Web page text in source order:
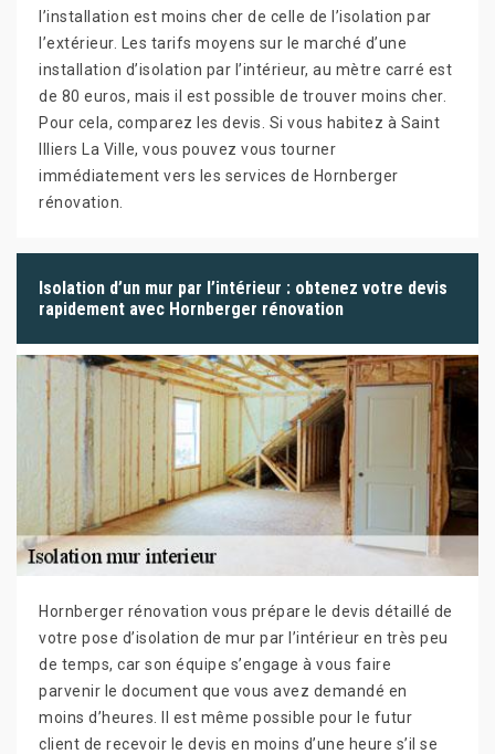
l’installation est moins cher de celle de l’isolation par
l’extérieur. Les tarifs moyens sur le marché d’une
installation d’isolation par l’intérieur, au mètre carré est
de 80 euros, mais il est possible de trouver moins cher.
Pour cela, comparez les devis. Si vous habitez à Saint
Illiers La Ville, vous pouvez vous tourner
immédiatement vers les services de Hornberger
rénovation.
Isolation d’un mur par l’intérieur : obtenez votre devis
rapidement avec Hornberger rénovation
Hornberger rénovation vous prépare le devis détaillé de
votre pose d’isolation de mur par l’intérieur en très peu
de temps, car son équipe s’engage à vous faire
parvenir le document que vous avez demandé en
moins d’heures. Il est même possible pour le futur
client de recevoir le devis en moins d’une heure s’il se